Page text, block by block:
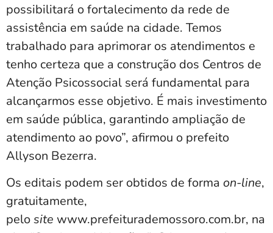
possibilitará o fortalecimento da rede de
assistência em saúde na cidade. Temos
trabalhado para aprimorar os atendimentos e
tenho certeza que a construção dos Centros de
Atenção Psicossocial será fundamental para
alcançarmos esse objetivo. É mais investimento
em saúde pública, garantindo ampliação de
atendimento ao povo”, afirmou o prefeito
Allyson Bezerra.
Os editais podem ser obtidos de forma on-line,
gratuitamente,
pelosite www.prefeiturademossoro.com.br, na